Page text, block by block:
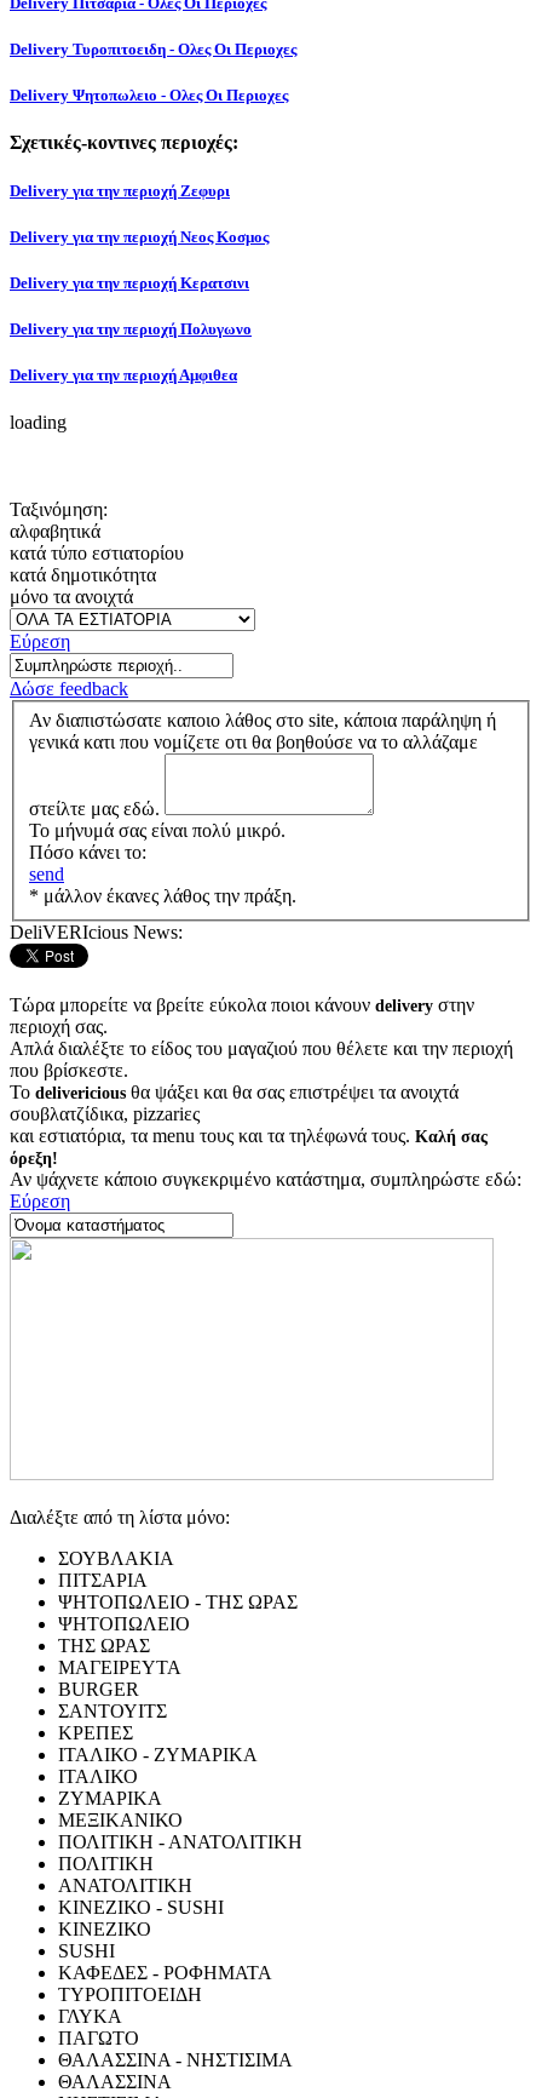
Delivery Τυροπιτοειδη - Ολες Οι Περιοχες
Delivery Ψητοπωλειο - Ολες Οι Περιοχες
Σχετικές-κοντινες περιοχές:
Delivery για την περιοχή Ζεφυρι
Delivery για την περιοχή Νεος Κοσμος
Delivery για την περιοχή Κερατσινι
Delivery για την περιοχή Πολυγωνο
Delivery για την περιοχή Αμφιθεα
loading
Ταξινόμηση:
αλφαβητικά
κατά τύπο εστιατορίου
κατά δημοτικότητα
μόνο τα ανοιχτά
Εύρεση
Δώσε feedback
Αν διαπιστώσατε καποιο λάθος στο site, κάποια παράληψη ή
γενικά κατι που νομίζετε οτι θα βοηθούσε να το αλλάζαμε
στείλτε μας εδώ.
Το μήνυμά σας είναι πολύ μικρό.
Πόσο κάνει το:
send
* μάλλον έκανες λάθος την πράξη.
DeliVERIcious News:
Τώρα μπορείτε να βρείτε εύκολα ποιοι κάνουν delivery στην
περιοχή σας.
Απλά διαλέξτε το είδος του μαγαζιού που θέλετε και την περιοχή
που βρίσκεστε.
Το delivericious θα ψάξει και θα σας επιστρέψει τα ανοιχτά
σουβλατζίδικα, pizzariες
και εστιατόρια, τα menu τους και τα τηλέφωνά τους. Καλή σας
όρεξη!
Αν ψάχνετε κάποιο συγκεκριμένο κατάστημα, συμπληρώστε εδώ:
Εύρεση
Διαλέξτε από τη λίστα μόνο:
ΣΟΥΒΛΑΚΙΑ
ΠΙΤΣΑΡΙΑ
ΨΗΤΟΠΩΛΕΙΟ - ΤΗΣ ΩΡΑΣ
ΨΗΤΟΠΩΛΕΙΟ
ΤΗΣ ΩΡΑΣ
ΜΑΓΕΙΡΕΥΤΑ
BURGER
ΣΑΝΤΟΥΙΤΣ
ΚΡΕΠΕΣ
ΙΤΑΛΙΚΟ - ΖΥΜΑΡΙΚΑ
ΙΤΑΛΙΚΟ
ΖΥΜΑΡΙΚΑ
ΜΕΞΙΚΑΝΙΚΟ
ΠΟΛΙΤΙΚΗ - ΑΝΑΤΟΛΙΤΙΚΗ
ΠΟΛΙΤΙΚΗ
ΑΝΑΤΟΛΙΤΙΚΗ
ΚΙΝΕΖΙΚΟ - SUSHI
ΚΙΝΕΖΙΚΟ
SUSHI
ΚΑΦΕΔΕΣ - ΡΟΦΗΜΑΤΑ
ΤΥΡΟΠΙΤΟΕΙΔΗ
ΓΛΥΚΑ
ΠΑΓΩΤΟ
ΘΑΛΑΣΣΙΝΑ - ΝΗΣΤΙΣΙΜΑ
ΘΑΛΑΣΣΙΝΑ